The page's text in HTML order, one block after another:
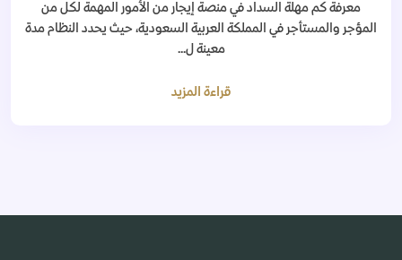
معرفة كم مهلة السداد في منصة إيجار من الأمور المهمة لكل من
المؤجر والمستأجر في المملكة العربية السعودية، حيث يحدد النظام مدة
معينة ل...
قراءة المزيد